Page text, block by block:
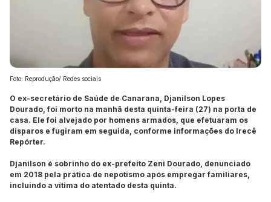
Foto: Reprodução/ Redes sociais
O ex-secretário de Saúde de Canarana, Djanilson Lopes
Dourado, foi morto na manhã desta quinta-feira (27) na porta de
casa. Ele foi alvejado por homens armados, que efetuaram os
disparos e fugiram em seguida, conforme informações do Irecê
Repórter.
Djanilson é sobrinho do ex-prefeito Zeni Dourado, denunciado
em 2018 pela prática de nepotismo após empregar familiares,
incluindo a vítima do atentado desta quinta.